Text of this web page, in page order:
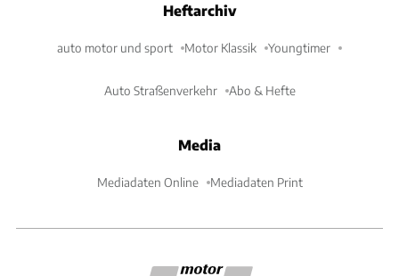
Heftarchiv
auto motor und sport Motor Klassik Youngtimer
Auto Straßenverkehr Abo & Hefte
Media
Mediadaten Online Mediadaten Print